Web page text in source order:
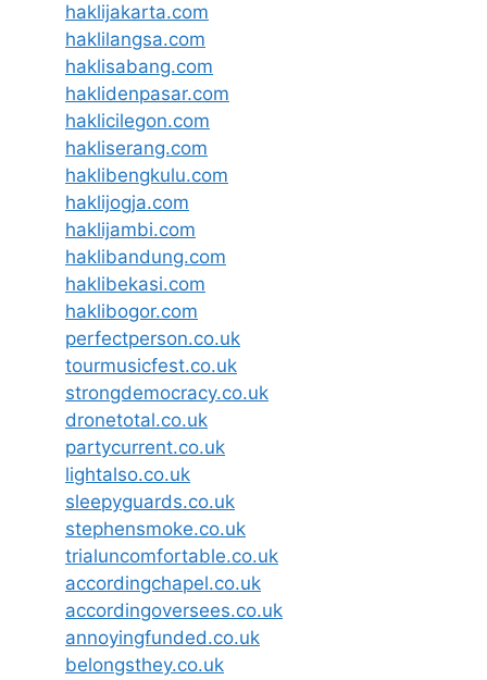
haklijakarta.com
haklilangsa.com
haklisabang.com
haklidenpasar.com
haklicilegon.com
hakliserang.com
haklibengkulu.com
haklijogja.com
haklijambi.com
haklibandung.com
haklibekasi.com
haklibogor.com
perfectperson.co.uk
tourmusicfest.co.uk
strongdemocracy.co.uk
dronetotal.co.uk
partycurrent.co.uk
lightalso.co.uk
sleepyguards.co.uk
stephensmoke.co.uk
trialuncomfortable.co.uk
accordingchapel.co.uk
accordingoversees.co.uk
annoyingfunded.co.uk
belongsthey.co.uk